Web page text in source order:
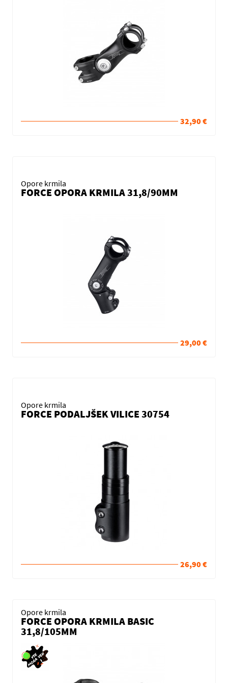
32,90 €
Opore krmila
FORCE OPORA KRMILA 31,8/90MM
29,00 €
Opore krmila
FORCE PODALJŠEK VILICE 30754
26,90 €
Opore krmila
FORCE OPORA KRMILA BASIC
31,8/105MM